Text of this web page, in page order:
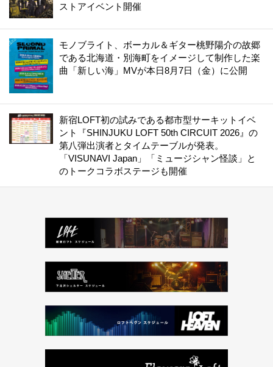
ストアイベント開催
モノブライト、ボーカル＆ギター桃野陽介の故郷
である北海道・別海町をイメージして制作した楽
曲「新しい海」MVが本日8月7日（金）に公開
新宿LOFT初の試みである都市型サーキットイベ
ント『SHINJUKU LOFT 50th CIRCUIT 2026』の
第八弾出演者とタイムテーブルが発表。
「VISUNAVI Japan」「ミュージシャン怪談」と
のトークコラボステージも開催